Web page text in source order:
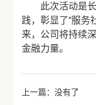
此次活动是长
践，彰显了“服务
来，公司将持续
金融力量。
上一篇：没有了